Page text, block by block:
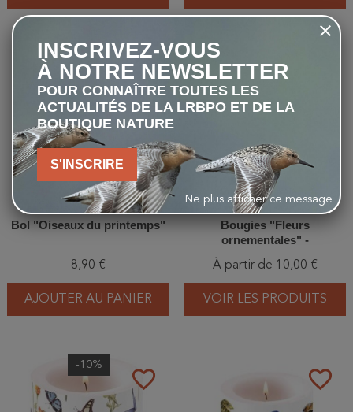
favorite_border
Bol "Oiseaux du printemps"
8,90 €
AJOUTER AU PANIER
Bougies "Fleurs
ornementales" -
À partir de 10,00 €
VOIR LES PRODUITS
favorite_border
-10%
favorite_border
INSCRIVEZ-VOUS
À NOTRE NEWSLETTER
POUR CONNAÎTRE TOUTES LES
ACTUALITÉS DE LA LRBPO ET DE LA
BOUTIQUE NATURE
S'INSCRIRE
Ne plus afficher ce message